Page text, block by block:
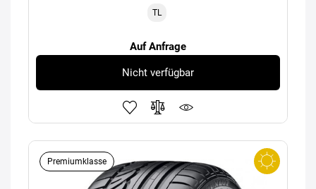
TL
Auf Anfrage
Nicht verfügbar
Premiumklasse